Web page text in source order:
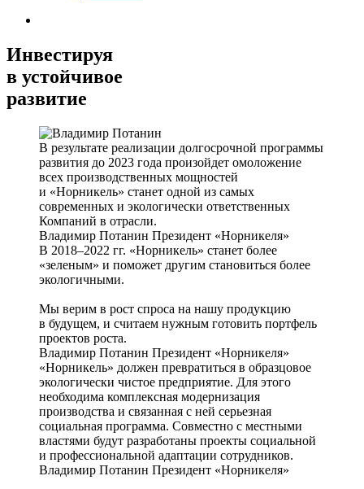
Инвестируя
в устойчивое
развитие
В результате реализации долгосрочной программы
развития до 2023 года произойдет омоложение
всех производственных мощностей
и «Норникель» станет одной из самых
современных и экологически ответственных
Компаний в отрасли.
Владимир Потанин Президент «Норникеля»
В 2018–2022 гг. «Норникель» станет более
«зеленым» и поможет другим становиться более
экологичными.
Мы верим в рост спроса на нашу продукцию
в будущем, и считаем нужным готовить портфель
проектов роста.
Владимир Потанин Президент «Норникеля»
«Норникель» должен превратиться в образцовое
экологически чистое предприятие. Для этого
необходима комплексная модернизация
производства и связанная с ней серьезная
социальная программа. Совместно с местными
властями будут разработаны проекты социальной
и профессиональной адаптации сотрудников.
Владимир Потанин Президент «Норникеля»